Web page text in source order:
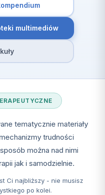
multimediów
tematycznie materiały
trudności
można nad nimi
jak i samodzielnie.
Ci najbliższy - nie musisz
po kolei.